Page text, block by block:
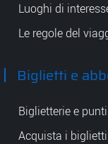
Luoghi di
Le regole del
Biglietti e
Biglietterie e
Acquista i